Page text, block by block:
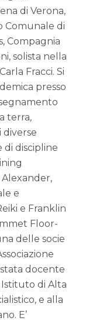
di Verona,
Comunale di
Compagnia
solista nella
Fracci. Si
presso
terra,
di discipline
e
e Franklin
Floor-
delle socie
stata docente
Istituto di Alta
e alla
E’